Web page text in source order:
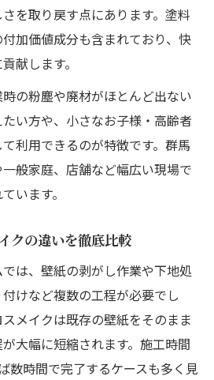
のコスパを最大限に活かす方
る壁紙再生の秘訣とは
るクロスメイクの最新動向
るクロスメイク業者の特徴
が群馬県で注目される背景と
クロスメイク施工事例紹介
の環境負荷軽減効果を解説
えるクロスメイク施工の特徴
目指すクロスメイクの取り組
を取り戻す点にあります。塗料
加価値成分も含まれており、快
献します。
の粉塵や廃材がほとんど出ない
い方や、小さなお子様・高齢者
利用できるのが特徴です。群馬
般家庭、店舗など幅広い現場で
います。
クの違いを徹底比較
は、壁紙の剥がし作業や下地処
けなど複数の工程が必要でし
メイクは既存の壁紙をそのまま
大幅に短縮されます。施工時間
数時間で完了するケースも多く見